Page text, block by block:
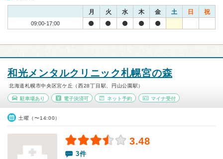
月 火 水 木 金 土 日 祝
09:00-17:00
和光メンタルクリニック札幌宮の森
北海道札幌市中央区宮ケ丘（西28丁目駅、円山公園駅）
駐車場あり 電子決済可 ネット予約 マイナ受付
土曜（〜14:00）
3.48
3件